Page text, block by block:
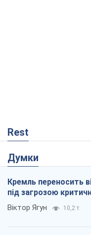
Rest
Думки
Кремль переносить
під загрозою
Віктор Ягун 10,2 т.